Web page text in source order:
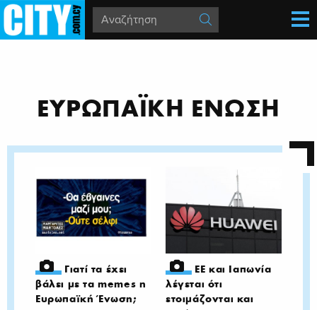
ΕΥΡΩΠΑΪΚΗ ΕΝΩΣΗ
Γιατί τα έχει
βάλει με τα memes η
Ευρωπαϊκή Ένωση;
ΕΕ και Ιαπωνία
λέγεται ότι
ετοιμάζονται και